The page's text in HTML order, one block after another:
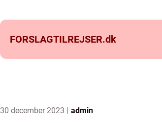
FORSLAGTILREJSER.dk
30 december 2023 admin